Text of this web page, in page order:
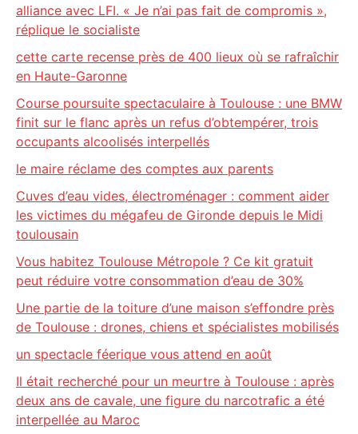
alliance avec LFI. « Je n’ai pas fait de compromis »,
réplique le socialiste
cette carte recense près de 400 lieux où se rafraîchir
en Haute-Garonne
Course poursuite spectaculaire à Toulouse : une BMW
finit sur le flanc après un refus d’obtempérer, trois
occupants alcoolisés interpellés
le maire réclame des comptes aux parents
Cuves d’eau vides, électroménager : comment aider
les victimes du mégafeu de Gironde depuis le Midi
toulousain
Vous habitez Toulouse Métropole ? Ce kit gratuit
peut réduire votre consommation d’eau de 30%
Une partie de la toiture d’une maison s’effondre près
de Toulouse : drones, chiens et spécialistes mobilisés
un spectacle féerique vous attend en août
Il était recherché pour un meurtre à Toulouse : après
deux ans de cavale, une figure du narcotrafic a été
interpellée au Maroc